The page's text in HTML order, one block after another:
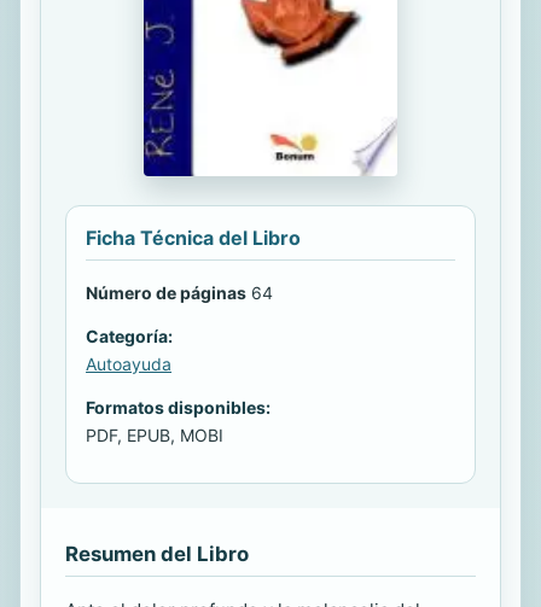
Ficha Técnica del Libro
Número de páginas 64
Categoría:
Autoayuda
Formatos disponibles:
PDF, EPUB, MOBI
Resumen del Libro